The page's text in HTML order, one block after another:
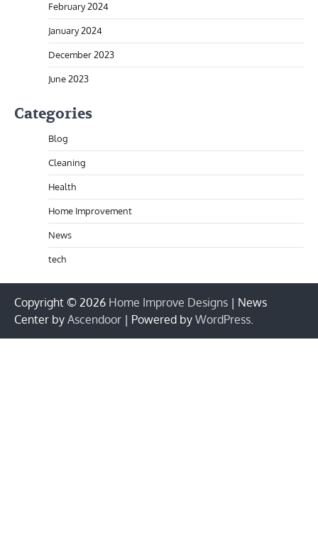
February 2024
January 2024
December 2023
June 2023
Categories
Blog
Cleaning
Health
Home Improvement
News
tech
Copyright © 2026 Home Improve Designs | News
Center by Ascendoor | Powered by WordPress.